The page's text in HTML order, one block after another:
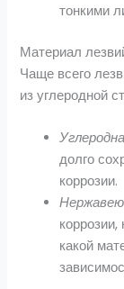
тонкими
Материал
Чаще всего
из углеродной
долго
коррозии.
какой